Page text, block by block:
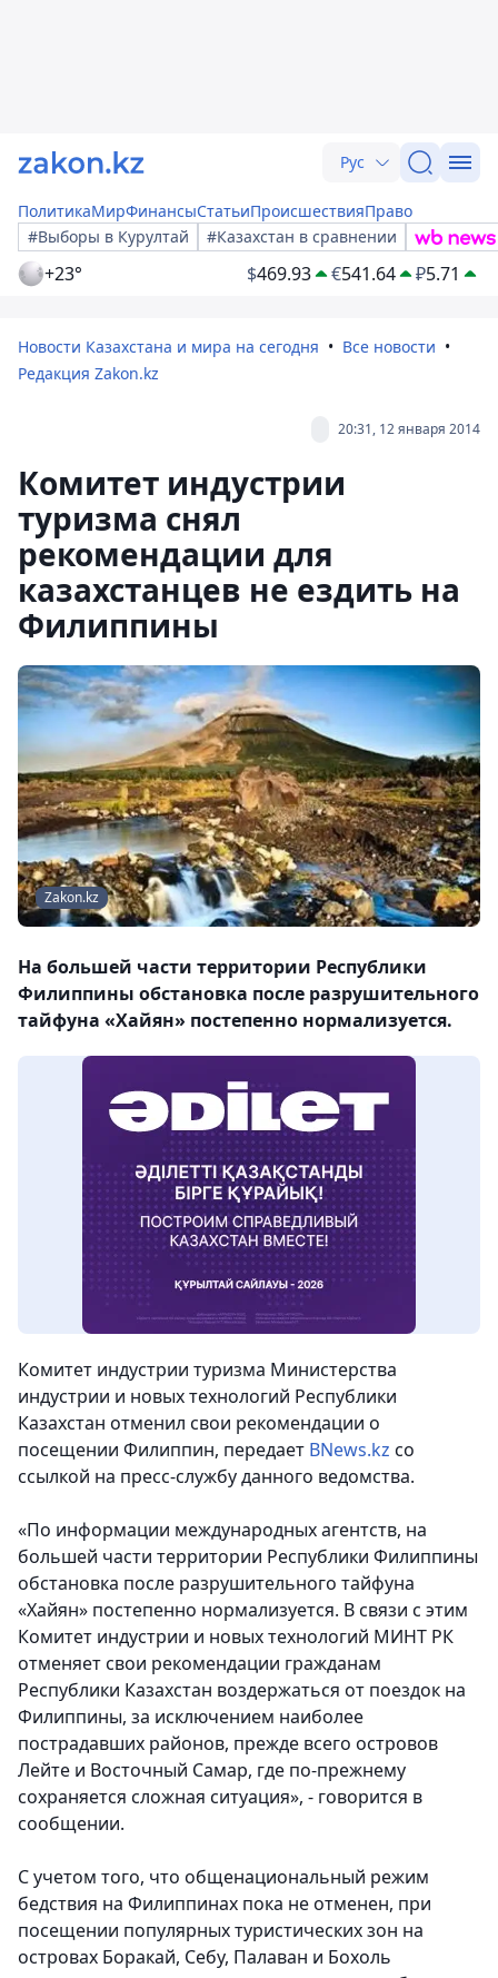
Рус
ПолитикаМирФинансыСтатьиПроисшествияПраво
#Выборы в Курултай
#Казахстан в сравнении
+23° $469.93 €541.64 ₽5.71
Новости Казахстана и мира на сегодня
Все новости
Редакция Zakon.kz
20:31, 12 января 2014
Комитет индустрии
туризма снял
рекомендации для
казахстанцев не ездить на
Филиппины
Zakon.kz
На большей части территории Республики
Филиппины обстановка после разрушительного
тайфуна «Хайян» постепенно нормализуется.
Комитет индустрии туризма Министерства
индустрии и новых технологий Республики
Казахстан отменил свои рекомендации о
посещении Филиппин, передает BNews.kz со
ссылкой на пресс-службу данного ведомства.
«По информации международных агентств, на
большей части территории Республики Филиппины
обстановка после разрушительного тайфуна
«Хайян» постепенно нормализуется. В связи с этим
Комитет индустрии и новых технологий МИНТ РК
отменяет свои рекомендации гражданам
Республики Казахстан воздержаться от поездок на
Филиппины, за исключением наиболее
пострадавших районов, прежде всего островов
Лейте и Восточный Самар, где по-прежнему
сохраняется сложная ситуация», - говорится в
сообщении.
С учетом того, что общенациональный режим
бедствия на Филиппинах пока не отменен, при
посещении популярных туристических зон на
островах Боракай, Себу, Палаван и Бохоль